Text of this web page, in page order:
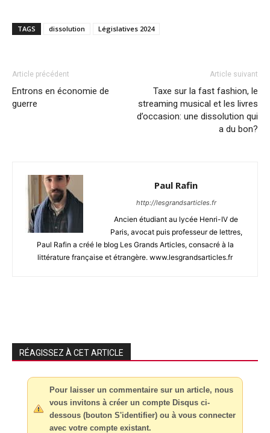
TAGS dissolution Législatives 2024
Article précédent
Entrons en économie de
guerre
Article suivant
Taxe sur la fast fashion, le
streaming musical et les livres
d’occasion: une dissolution qui
a du bon?
Paul Rafin
http://lesgrandsarticles.fr
Ancien étudiant au lycée Henri-IV de
Paris, avocat puis professeur de lettres,
Paul Rafin a créé le blog Les Grands Articles, consacré à la
littérature française et étrangère. www.lesgrandsarticles.fr
RÉAGISSEZ À CET ARTICLE
Pour laisser un commentaire sur un article, nous
vous invitons à créer un compte Disqus ci-
dessous (bouton S'identifier) ou à vous connecter
avec votre compte existant.